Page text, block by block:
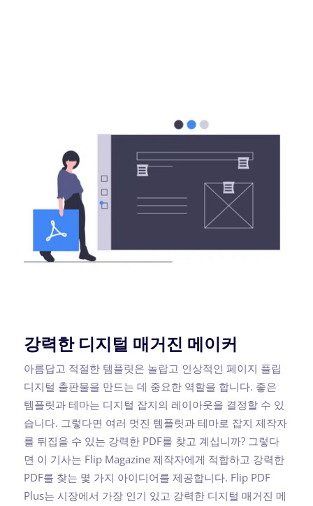
강력한 디지털 매거진 메이커
아름답고 적절한 템플릿은 놀랍고 인상적인 페이지 플립
디지털 출판물을 만드는 데 중요한 역할을 합니다. 좋은
템플릿과 테마는 디지털 잡지의 레이아웃을 결정할 수 있
습니다. 그렇다면 여러 멋진 템플릿과 테마로 잡지 제작자
를 뒤집을 수 있는 강력한 PDF를 찾고 계십니까? 그렇다
면 이 기사는 Flip Magazine 제작자에게 적합하고 강력한
PDF를 찾는 몇 가지 아이디어를 제공합니다. Flip PDF
Plus는 시장에서 가장 인기 있고 강력한 디지털 매거진 메